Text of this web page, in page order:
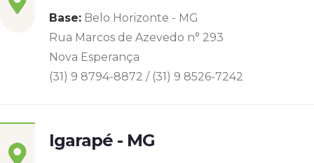
Base: Belo Horizonte - MG
Rua Marcos de Azevedo n° 293
Nova Esperança
(31) 9 8794-8872 / (31) 9 8526-7242
Igarapé - MG